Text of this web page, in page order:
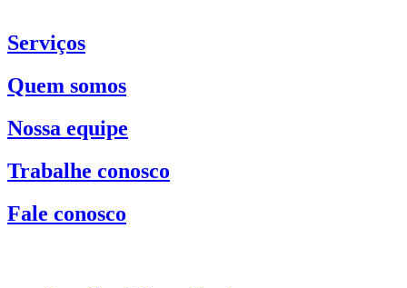
Serviços
Quem somos
Nossa equipe
Trabalhe conosco
Fale conosco